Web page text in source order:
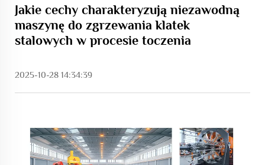
Jakie cechy charakteryzują niezawodną
maszynę do zgrzewania klatek
stalowych w procesie toczenia
2025-10-28 14:34:39